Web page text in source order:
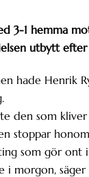
3-1 hemma
utbytt efter
hade Henrik
den som
stoppar
som gör ont
i morgon, säger